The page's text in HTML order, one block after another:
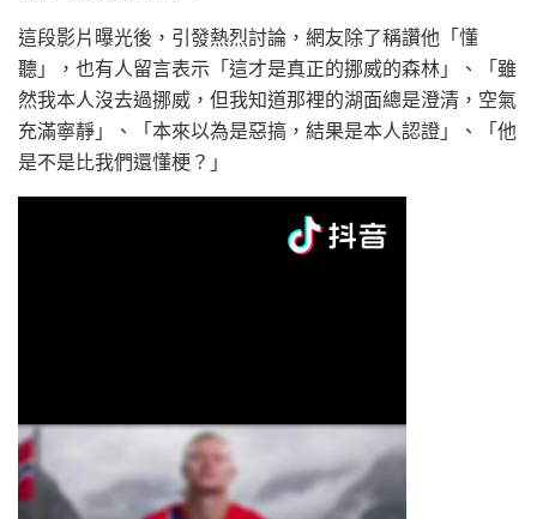
這段影片曝光後，引發熱烈討論，網友除了稱讚他「懂
聽」，也有人留言表示「這才是真正的挪威的森林」、「雖
然我本人沒去過挪威，但我知道那裡的湖面總是澄清，空氣
充滿寧靜」、「本來以為是惡搞，結果是本人認證」、「他
是不是比我們還懂梗？」